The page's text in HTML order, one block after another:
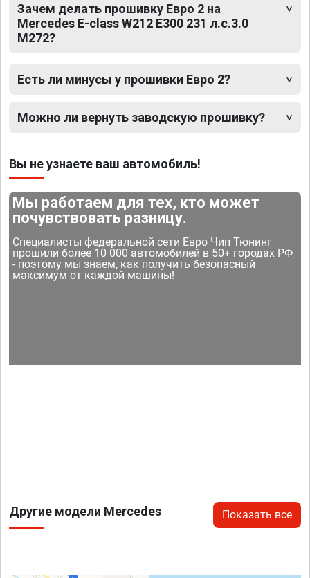
Зачем делать прошивку Евро 2 на
Mercedes E-class W212 E300 231 л.с.3.0
M272?
Есть ли минусы у прошивки Евро 2?
Можно ли вернуть заводскую прошивку?
Вы не узнаете ваш автомобиль!
Мы работаем для тех, кто может
почувствовать разницу.
Специалисты федеральной сети Евро Чип Тюнинг
прошили более 10 000 автомобилей в 50+ городах РФ
- поэтому мы знаем, как получить безопасный
максимум от каждой машины!
Другие модели Mercedes Показать все